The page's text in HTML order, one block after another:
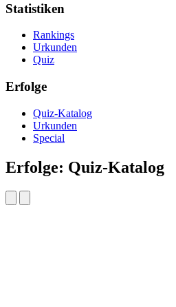
Statistiken
Rankings
Urkunden
Quiz
Erfolge
Quiz-Katalog
Urkunden
Special
Erfolge: Quiz-Katalog